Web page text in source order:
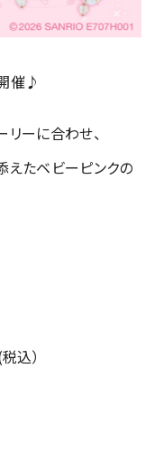
催♪
リーに合わせ、
えたベビーピンクの
込）